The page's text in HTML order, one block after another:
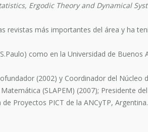
Ergodic Theory and Dynamical
revistas más importantes del área y ha
como en la Universidad de Buenos
(2002) y Coordinador del Núcleo
(SLAPEM) (2007); Presidente
Proyectos PICT de la ANCyTP, Argentina.